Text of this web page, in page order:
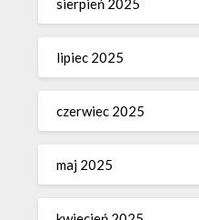
lipiec 2025
czerwiec 2025
maj 2025